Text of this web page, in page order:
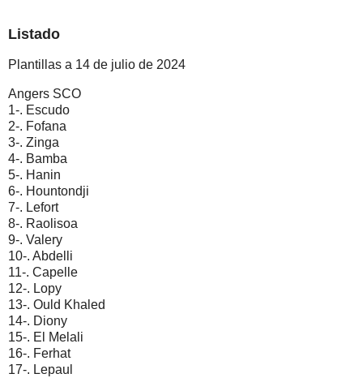
Listado
Plantillas a 14 de julio de 2024
Angers SCO
1-. Escudo
2-. Fofana
3-. Zinga
4-. Bamba
5-. Hanin
6-. Hountondji
7-. Lefort
8-. Raolisoa
9-. Valery
10-. Abdelli
11-. Capelle
12-. Lopy
13-. Ould Khaled
14-. Diony
15-. El Melali
16-. Ferhat
17-. Lepaul